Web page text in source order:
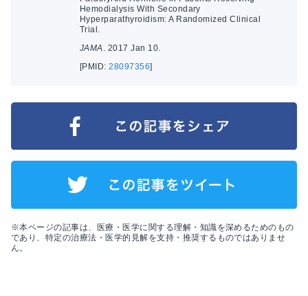
Hemodialysis With Secondary
Hyperparathyroidism: A Randomized Clinical
Trial.
JAMA
. 2017 Jan 10.
[PMID:28097356]
※本ページの記事は、医療・医学に関する理解・知識を深めるためのもの
であり、特定の治療法・医学的見解を支持・推奨するものではありませ
ん。